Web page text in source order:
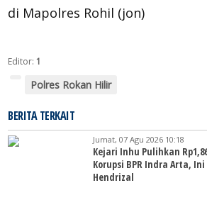
di Mapolres Rohil (jon)
Editor:1
Polres Rokan Hilir
BERITA TERKAIT
Jumat, 07 Agu 2026 10:18
Kejari Inhu Pulihkan
Korupsi BPR Indra Arta,
Hendrizal